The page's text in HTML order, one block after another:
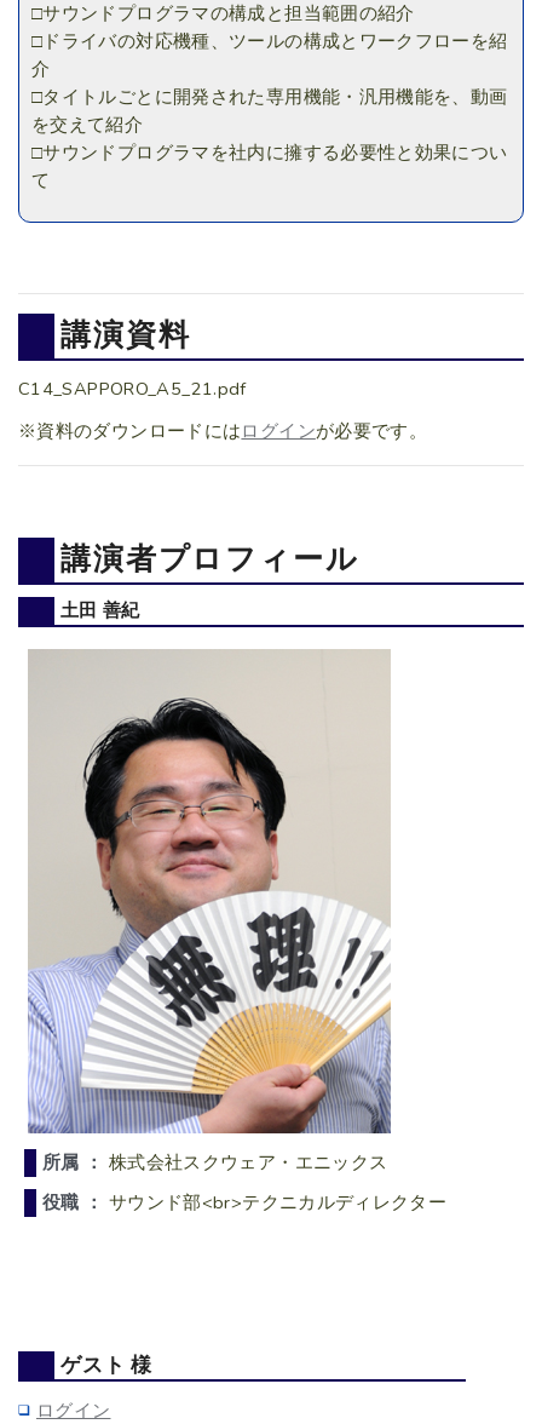
□サウンドプログラマの構成と担当範囲の紹介
□ドライバの対応機種、ツールの構成とワークフローを紹
介
□タイトルごとに開発された専用機能・汎用機能を、動画
を交えて紹介
□サウンドプログラマを社内に擁する必要性と効果につい
て
講演資料
C14_SAPPORO_A5_21.pdf
※資料のダウンロードには ログインが必要です。
講演者プロフィール
土田 善紀
所属 ： 株式会社スクウェア・エニックス
役職 ： サウンド部<br>テクニカルディレクター
ゲスト 様
ログイン